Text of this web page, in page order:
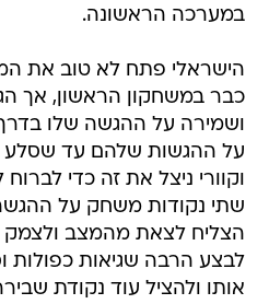
במערכה הראשונה.
הישראלי פתח לא טוב את
כבר במשחקון הראשון, אך
שתי נקודות משחק על
לבצע הרבה שגיאות כפולות
אותו ולהציל עוד נקודת